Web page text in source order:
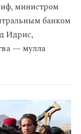
министром
банком
Идрис,
— мулла